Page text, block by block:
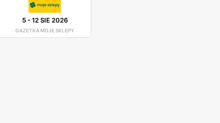
5-12 SIE 2026
GAZETKA MOJE SKLEPY